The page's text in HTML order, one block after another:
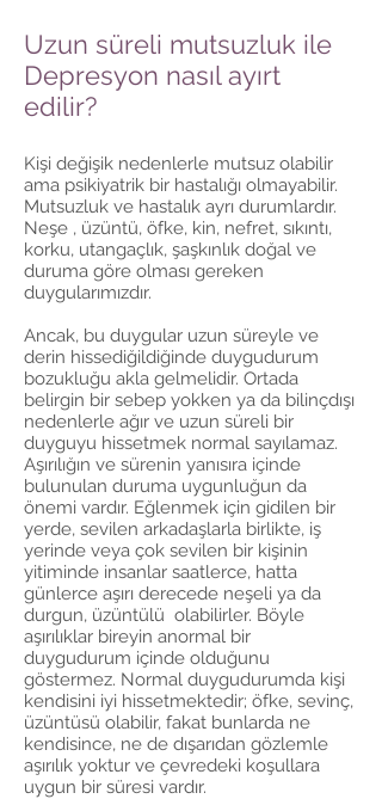
Uzun süreli mutsuzluk ile
Depresyon nasıl ayırt
edilir?
Kişi değişik nedenlerle mutsuz olabilir
ama psikiyatrik bir hastalığı olmayabilir.
Mutsuzluk ve hastalık ayrı durumlardır.
Neşe , üzüntü, öfke, kin, nefret, sıkıntı,
korku, utangaçlık, şaşkınlık doğal ve
duruma göre olması gereken
duygularımızdır.
Ancak, bu duygular uzun süreyle ve
derin hissediğildiğinde duygudurum
bozukluğu akla gelmelidir. Ortada
belirgin bir sebep yokken ya da bilinçdışı
nedenlerle ağır ve uzun süreli bir
duyguyu hissetmek normal sayılamaz.
Aşırılığın ve sürenin yanısıra içinde
bulunulan duruma uygunluğun da
önemi vardır. Eğlenmek için gidilen bir
yerde, sevilen arkadaşlarla birlikte, iş
yerinde veya çok sevilen bir kişinin
yitiminde insanlar saatlerce, hatta
günlerce aşırı derecede neşeli ya da
durgun, üzüntülü olabilirler. Böyle
aşırılıklar bireyin anormal bir
duygudurum içinde olduğunu
göstermez. Normal duygudurumda kişi
kendisini iyi hissetmektedir; öfke, sevinç,
üzüntüsü olabilir, fakat bunlarda ne
kendisince, ne de dışarıdan gözlemle
aşırılık yoktur ve çevredeki koşullara
uygun bir süresi vardır.